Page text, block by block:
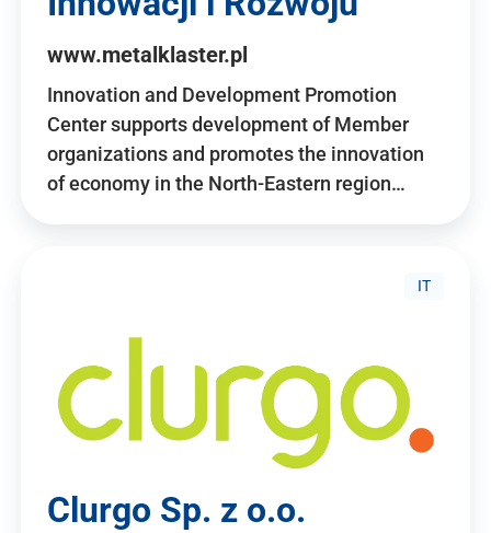
www.metalklaster.pl
Innovation and Development Promotion
Center supports development of Member
organizations and promotes the innovation
of economy in the North-Eastern region…
IT
Clurgo Sp. z o.o.